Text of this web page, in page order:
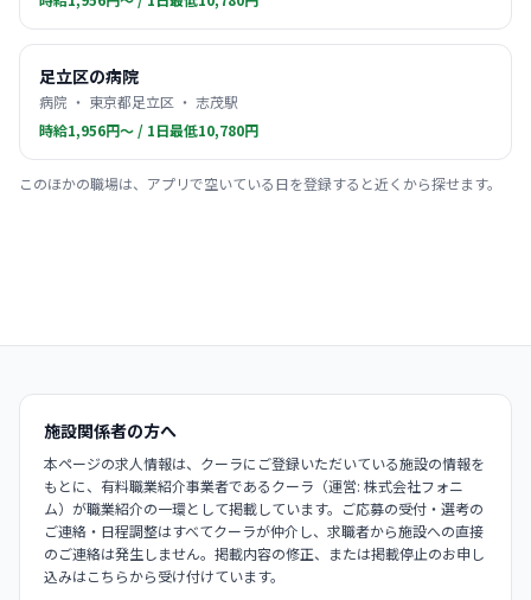
足立区の病院
病院 ・ 東京都足立区 ・ 志茂駅
時給1,956円〜 / 1日最低10,780円
このほかの職場は、アプリで空いている日を登録すると近くから探せます。
施設関係者の方へ
本ページの求人情報は、クーラにご登録いただいている施設の情報を
もとに、有料職業紹介事業者であるクーラ（運営: 株式会社フォニ
ム）が職業紹介の一環として掲載しています。ご応募の受付・選考の
ご連絡・日程調整はすべてクーラが仲介し、求職者から施設への直接
のご連絡は発生しません。掲載内容の修正、または掲載停止のお申し
込みはこちらから受け付けています。